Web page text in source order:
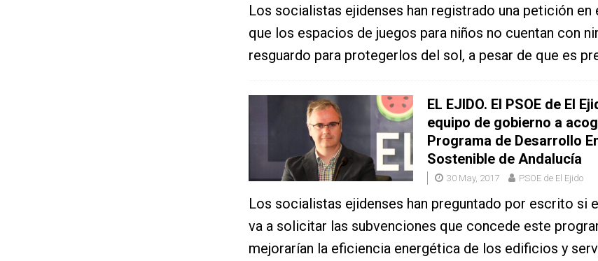
Los socialistas ejidenses han registrado una petición en
que los espacios de juegos para niños no cuentan con
resguardo para protegerlos del sol, a pesar de que es
EL EJIDO. El PSOE de El
equipo de gobierno a
Programa de Desarrollo
Sostenible de Andalucía
30 May, 2017 PSOE de El Ejido
Los socialistas ejidenses han preguntado por escrito si
va a solicitar las subvenciones que concede este
mejorarían la eficiencia energética de los edificios y